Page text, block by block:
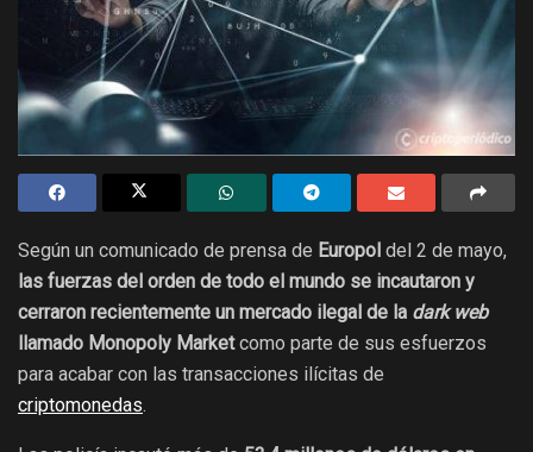
Según un comunicado de prensa de Europol del 2 de mayo,
las fuerzas del orden de todo el mundo se incautaron y
cerraron recientemente un mercado ilegal de la dark web
llamado Monopoly Marketcomo parte de sus esfuerzos
para acabar con las transacciones ilícitas de
criptomonedas.